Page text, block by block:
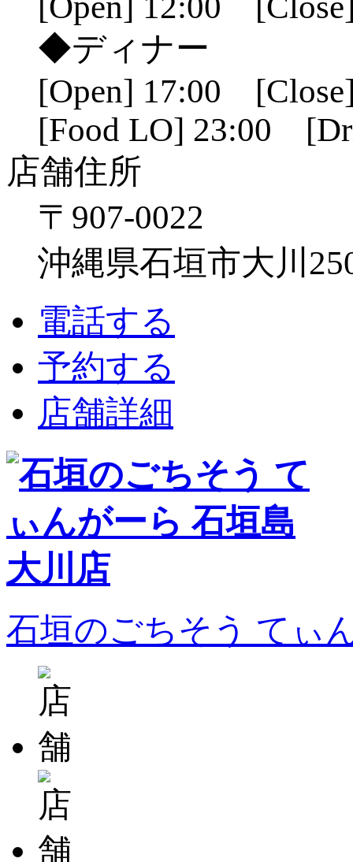
◆ディナー
[Open] 17:00
[Food LO] 23:00
店舗住所
〒907-0022
沖縄県石垣市大川
電話する
予約する
店舗詳細
石垣のごちそう てぃ